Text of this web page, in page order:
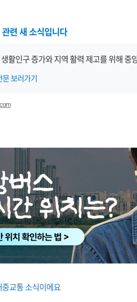
관련 새 소식입니다
활인구 증가와 지역 활력 제고를 위해 중
문 보러가기
중교통 소식이에요